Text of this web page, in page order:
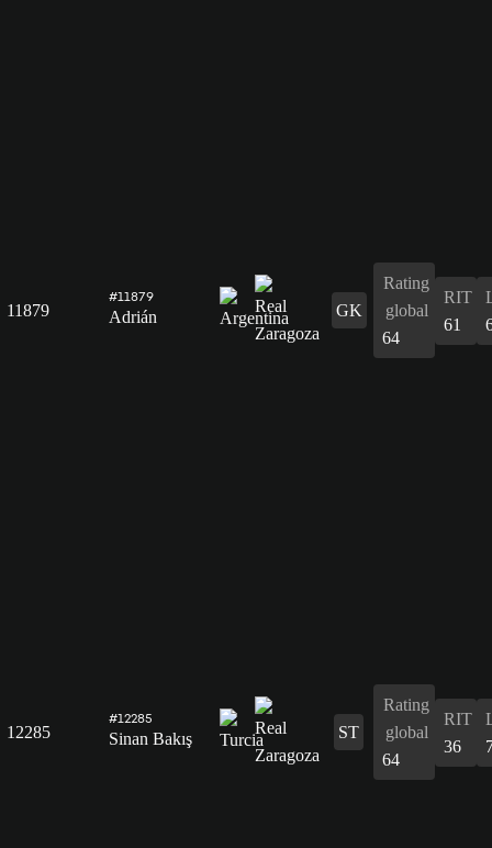
11879
#11879
Adrián GK
Rating
global
64
RIT
61
12285
#12285
Sinan Bakış ST
Rating
global
64
RIT
36